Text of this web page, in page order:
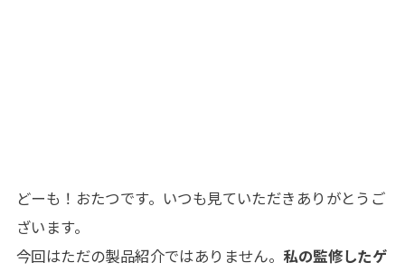
どーも！おたつです。いつも見ていただきありがとうご
ざいます。
今回はただの製品紹介ではありません。 私の監修したゲ